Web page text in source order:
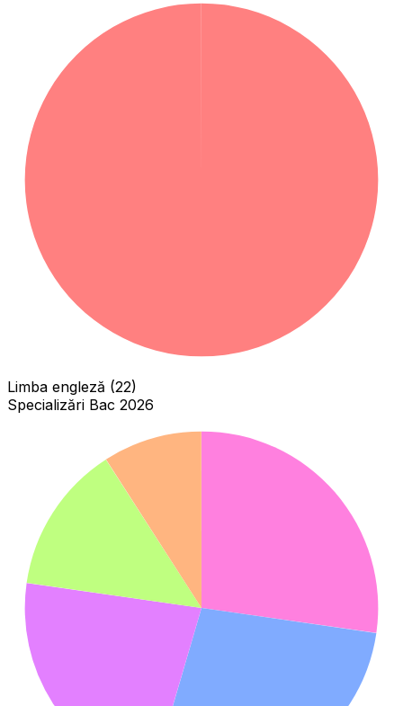
Limba engleză (22)
Specializări Bac 2026